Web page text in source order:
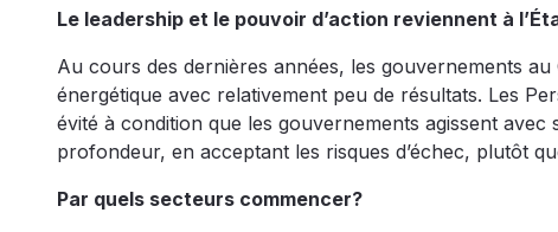
Le leadership et le pouvoir d’action reviennent à
Au cours des dernières années, les gouvernements
énergétique avec relativement peu de résultats. Les
évité à condition que les gouvernements agissent
profondeur, en acceptant les risques d’échec, plutôt
Par quels secteurs commencer?